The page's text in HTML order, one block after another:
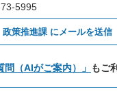
5995
政策推進課 にメールを送信
問（AIがご案内）」 もご